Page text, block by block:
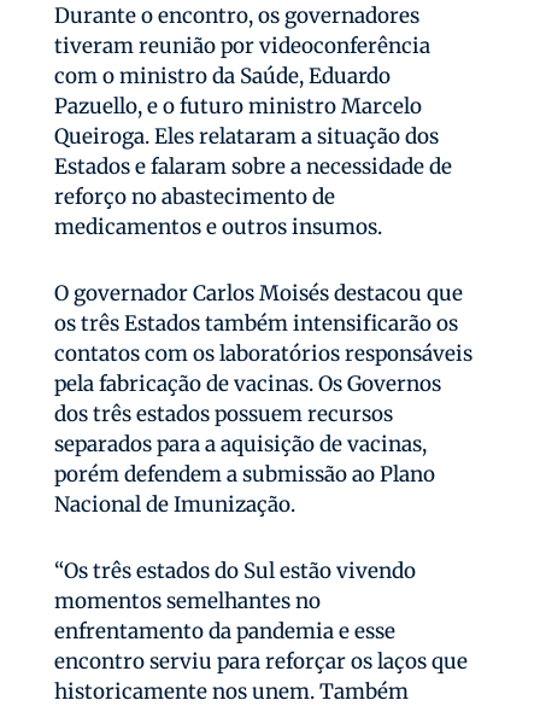
Durante o encontro, os governadores
tiveram reunião por videoconferência
com o ministro da Saúde, Eduardo
Pazuello, e o futuro ministro Marcelo
Queiroga. Eles relataram a situação dos
Estados e falaram sobre a necessidade de
reforço no abastecimento de
medicamentos e outros insumos.
O governador Carlos Moisés destacou que
os três Estados também intensificarão os
contatos com os laboratórios responsáveis
pela fabricação de vacinas. Os Governos
dos três estados possuem recursos
separados para a aquisição de vacinas,
porém defendem a submissão ao Plano
Nacional de Imunização.
“Os três estados do Sul estão vivendo
momentos semelhantes no
enfrentamento da pandemia e esse
encontro serviu para reforçar os laços que
historicamente nos unem. Também